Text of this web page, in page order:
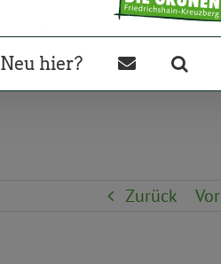
Neu hier?
Zurück Vor